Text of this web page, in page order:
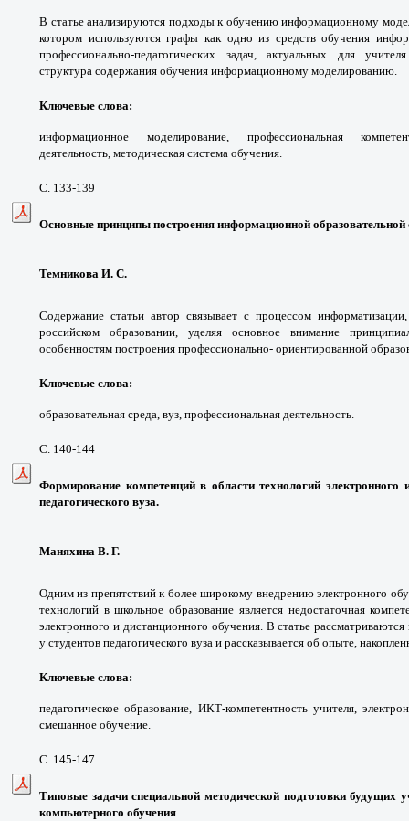
В статье анализируются подходы к обучению информационному
котором используются графы как одно из средств обучения
профессионально-педагогических задач, актуальных для
структура содержания обучения информационному моделированию.
Ключевые слова:
информационное моделирование, профессиональная
деятельность, методическая система обучения.
С. 133-139
Основные принципы построения информационной образовательной
Темникова И. С.
Содержание статьи автор связывает с процессом
российском образовании, уделяя основное внимание
особенностям построения профессионально- ориентированной
Ключевые слова:
образовательная среда, вуз, профессиональная деятельность.
С. 140-144
Формирование компетенций в области технологий электронного
педагогического вуза.
Маняхина В. Г.
Одним из препятствий к более широкому внедрению электронного
технологий в школьное образование является недостаточная
электронного и дистанционного обучения. В статье
у студентов педагогического вуза и рассказывается об опыте,
Ключевые слова:
педагогическое образование, ИКТ-компетентность учителя,
смешанное обучение.
С. 145-147
Типовые задачи специальной методической подготовки будущих
компьютерного обучения